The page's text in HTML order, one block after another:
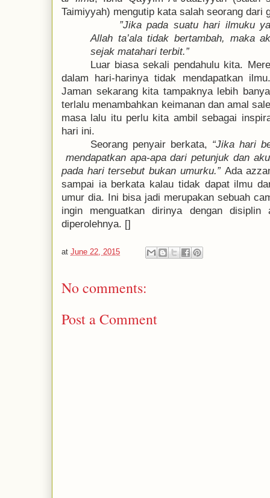
Taimiyyah) mengutip kata salah seorang dari
”Jika pada suatu hari ilmuku
Allah ta’ala tidak bertambah, maka
sejak matahari terbit.”
Luar biasa sekali pendahulu kita.
dalam hari-harinya tidak mendapatkan
Jaman sekarang kita tampaknya lebih
terlalu menambahkan keimanan dan amal
masa lalu itu perlu kita ambil sebagai
hari ini.
Seorang penyair berkata, “Jika hari
mendapatkan apa-apa dari petunjuk dan
pada hari tersebut bukan umurku.” Ada a
sampai ia berkata kalau tidak dapat ilmu
umur dia. Ini bisa jadi merupakan sebuah
ingin menguatkan dirinya dengan
diperolehnya. []
at June 22, 2015
No comments:
Post a Comment